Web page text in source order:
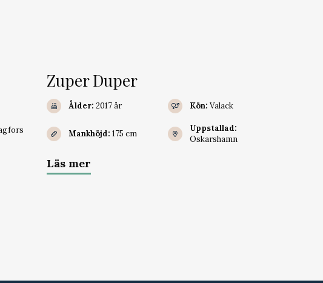
Zuper Duper
Ålder: 2017 år Kön: Valack
Mankhöjd: 175 cm
Uppstallad:
Oskarshamn
Läs mer